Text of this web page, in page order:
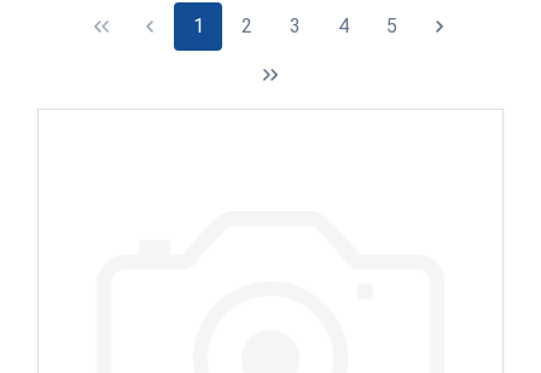
1 2 3 4 5